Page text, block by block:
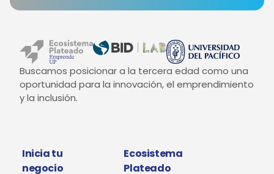
Buscamos posicionar a la tercera edad como una
oportunidad para la innovación, el emprendimiento
y la inclusión.
Inicia tu
negocio
Ecosistema
Plateado